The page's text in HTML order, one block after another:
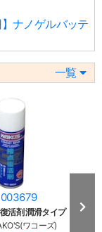
ナノゲルバッテ
一覧
活剤 潤滑タイプ
ワコーズ)
ジム